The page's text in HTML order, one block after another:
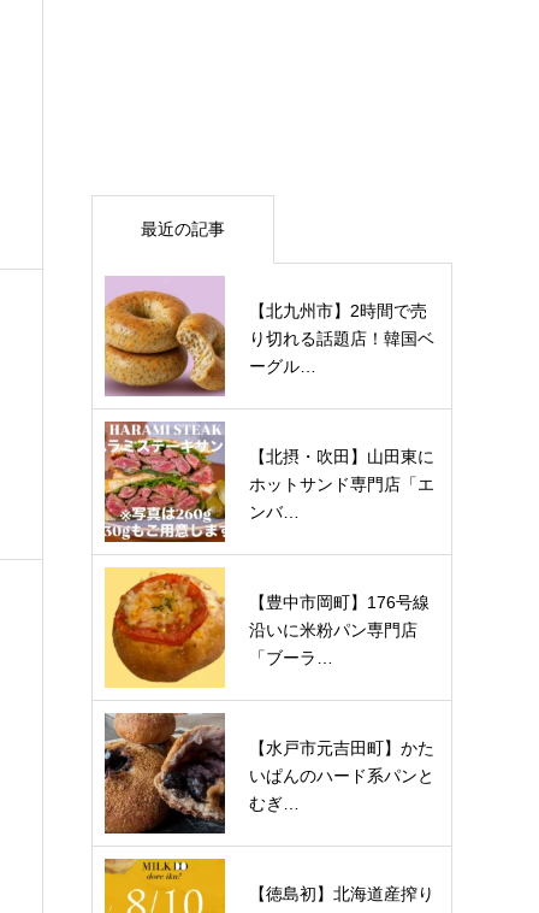
最近の記事
【北九州市】2時間で売
り切れる話題店！韓国ベ
ーグル…
【北摂・吹田】山田東に
ホットサンド専門店「エ
ンバ…
【豊中市岡町】176号線
沿いに米粉パン専門店
「ブーラ…
【水戸市元吉田町】かた
いぱんのハード系パンと
むぎ…
【徳島初】北海道産搾り